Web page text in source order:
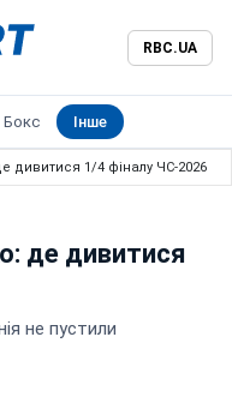
RBC.UA
Бокс Інше
дивитися 1/4 фіналу ЧС-2026
де дивитися
не пустили